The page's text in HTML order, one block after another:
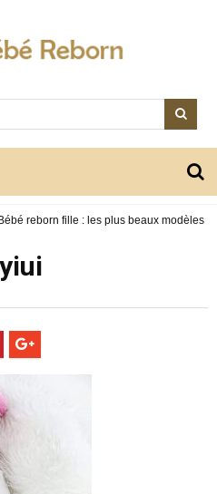
reborn fille : les plus beaux modèles